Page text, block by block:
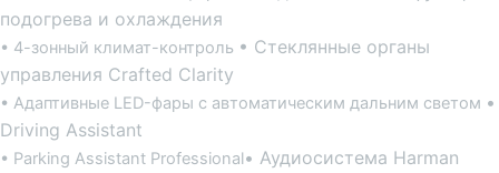
подогрева и охлаждения
• 4-зонный климат-контроль • Стеклянные органы
управления Crafted Clarity
• Адаптивные LED-фары с автоматическим дальним светом •
Driving Assistant
• Parking Assistant Professional• Аудиосистема Harman